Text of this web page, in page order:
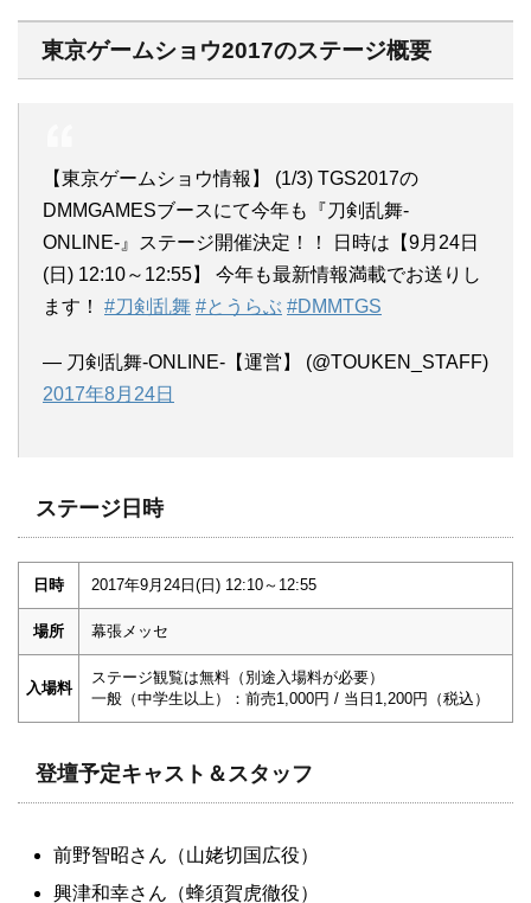
東京ゲームショウ2017のステージ概要
【東京ゲームショウ情報】 (1/3) TGS2017の
DMMGAMESブースにて今年も『刀剣乱舞-
ONLINE-』ステージ開催決定！！ 日時は【9月24日
(日) 12:10～12:55】 今年も最新情報満載でお送りし
ます！ #刀剣乱舞 #とうらぶ #DMMTGS
— 刀剣乱舞-ONLINE-【運営】 (@TOUKEN_STAFF)
2017年8月24日
ステージ日時
日時 2017年9月24日(日) 12:10～12:55
場所 幕張メッセ
入場料
ステージ観覧は無料（別途入場料が必要）
一般（中学生以上）：前売1,000円 / 当日1,200円（税込）
登壇予定キャスト＆スタッフ
前野智昭さん（山姥切国広役）
興津和幸さん（蜂須賀虎徹役）